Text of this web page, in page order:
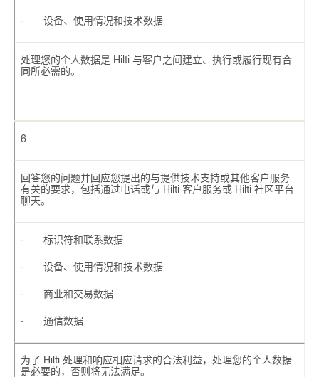
· 设备、使用情况和技术数据
处理您的个人数据是 Hilti 与客户之间建立、执行或履行现有合
同所必需的。
6
回答您的问题并回应您提出的与提供技术支持或其他客户服务
有关的要求，包括通过电话或与 Hilti 客户服务或 Hilti 社区平台
聊天。
· 标识符和联系数据
· 设备、使用情况和技术数据
· 商业和交易数据
· 通信数据
为了 Hilti 处理和响应相应请求的合法利益，处理您的个人数据
是必要的，否则将无法满足。